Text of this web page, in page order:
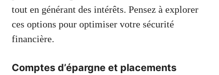
tout en générant des intérêts. Pensez à explorer
ces options pour optimiser votre sécurité
financière.
Comptes d’épargne et placements